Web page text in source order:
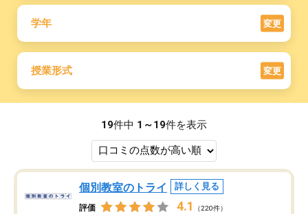
学年 変更
授業形式 変更
19件中 1～19件を表示
個別教室のトライ 詳しく見る
評価 4.1 （220件）